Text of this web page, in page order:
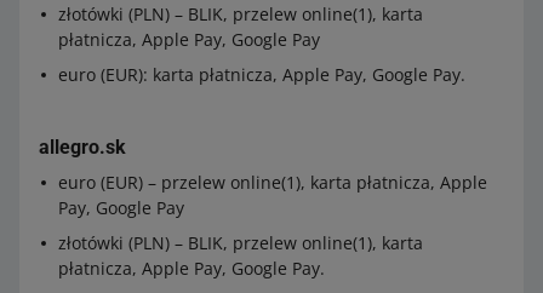
złotówki (PLN) – BLIK, przelew online(1), karta
płatnicza, Apple Pay, Google Pay
euro (EUR): karta płatnicza, Apple Pay, Google Pay.
allegro.sk
euro (EUR) – przelew online(1), karta płatnicza, Apple
Pay, Google Pay
złotówki (PLN) – BLIK, przelew online(1), karta
płatnicza, Apple Pay, Google Pay.